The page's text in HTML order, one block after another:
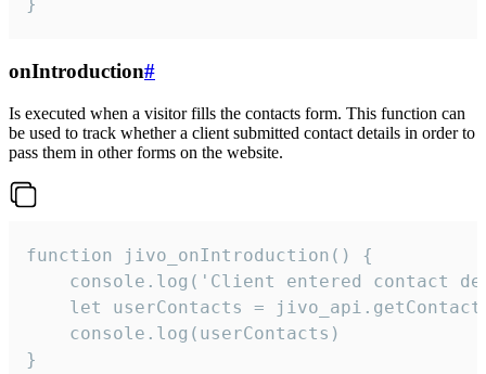
}
onIntroduction#
Is executed when a visitor fills the contacts form. This function can
be used to track whether a client submitted contact details in order to
pass them in other forms on the website.
function jivo_onIntroduction() {
console.log('Client entered contact
let userContacts =
    console.log(userContacts)
}